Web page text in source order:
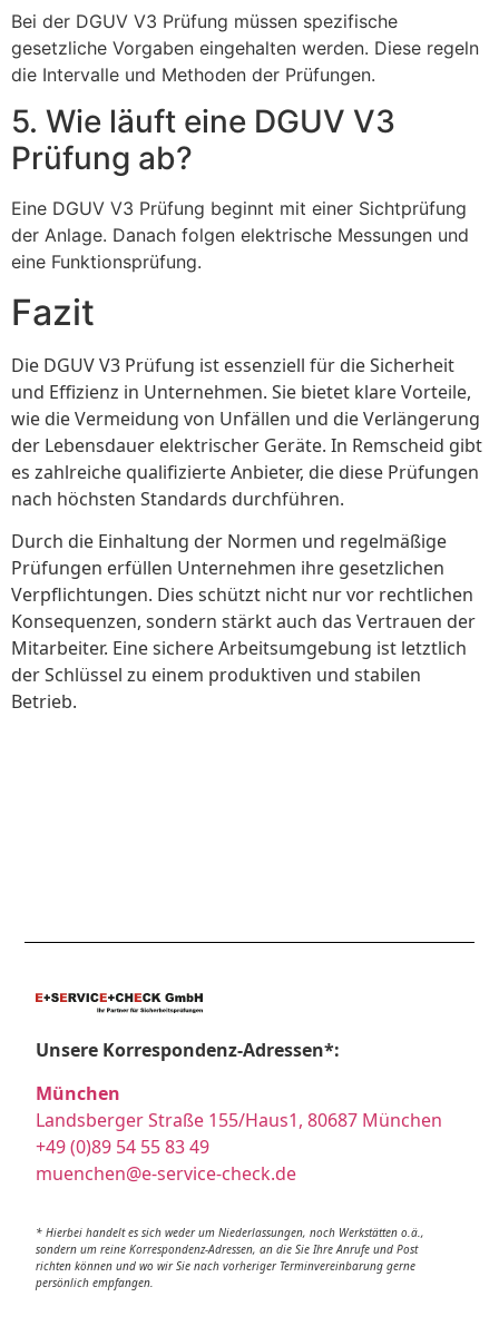
Bei der DGUV V3 Prüfung müssen spezifische
gesetzliche Vorgaben eingehalten werden. Diese regeln
die Intervalle und Methoden der Prüfungen.
5. Wie läuft eine DGUV V3
Prüfung ab?
Eine DGUV V3 Prüfung beginnt mit einer Sichtprüfung
der Anlage. Danach folgen elektrische Messungen und
eine Funktionsprüfung.
Fazit
Die DGUV V3 Prüfung ist essenziell für die Sicherheit
und Effizienz in Unternehmen. Sie bietet klare Vorteile,
wie die Vermeidung von Unfällen und die Verlängerung
der Lebensdauer elektrischer Geräte. In Remscheid gibt
es zahlreiche qualifizierte Anbieter, die diese Prüfungen
nach höchsten Standards durchführen.
Durch die Einhaltung der Normen und regelmäßige
Prüfungen erfüllen Unternehmen ihre gesetzlichen
Verpflichtungen. Dies schützt nicht nur vor rechtlichen
Konsequenzen, sondern stärkt auch das Vertrauen der
Mitarbeiter. Eine sichere Arbeitsumgebung ist letztlich
der Schlüssel zu einem produktiven und stabilen
Betrieb.
Unsere Korrespondenz-Adressen*:
München
Landsberger Straße 155/Haus1, 80687 München
+49 (0)89 54 55 83 49
muenchen@e-service-check.de
* Hierbei handelt es sich weder um Niederlassungen, noch Werkstätten o.ä.,
sondern um reine Korrespondenz-Adressen, an die Sie Ihre Anrufe und Post
richten können und wo wir Sie nach vorheriger Terminvereinbarung gerne
persönlich empfangen.